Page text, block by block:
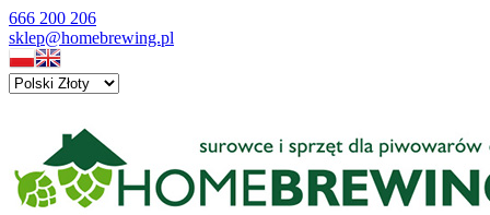
666 200 206
sklep@homebrewing.pl